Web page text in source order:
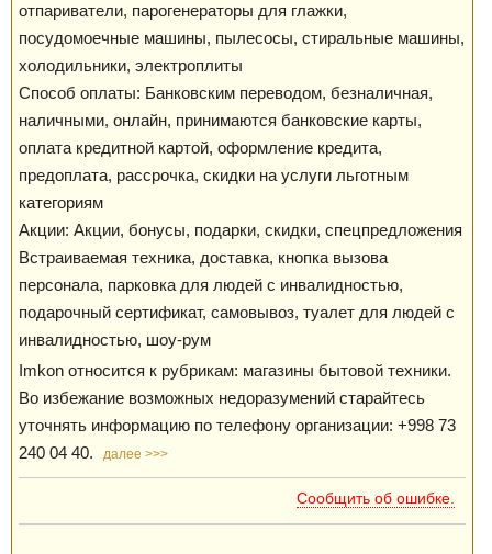
отпариватели, парогенераторы для глажки,
посудомоечные машины, пылесосы, стиральные машины,
холодильники, электроплиты
Способ оплаты: Банковским переводом, безналичная,
наличными, онлайн, принимаются банковские карты,
оплата кредитной картой, оформление кредита,
предоплата, рассрочка, скидки на услуги льготным
категориям
Акции: Акции, бонусы, подарки, скидки, спецпредложения
Встраиваемая техника, доставка, кнопка вызова
персонала, парковка для людей с инвалидностью,
подарочный сертификат, самовывоз, туалет для людей с
инвалидностью, шоу-рум
Imkon относится к рубрикам: магазины бытовой техники.
Во избежание возможных недоразумений старайтесь
уточнять информацию по телефону организации: +998 73
240 04 40.
далее >>>
Сообщить об ошибке.